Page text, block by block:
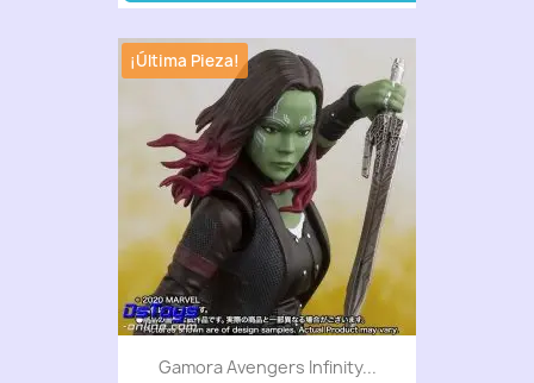
Gamora Avengers Infinity...
¡Última Pieza!